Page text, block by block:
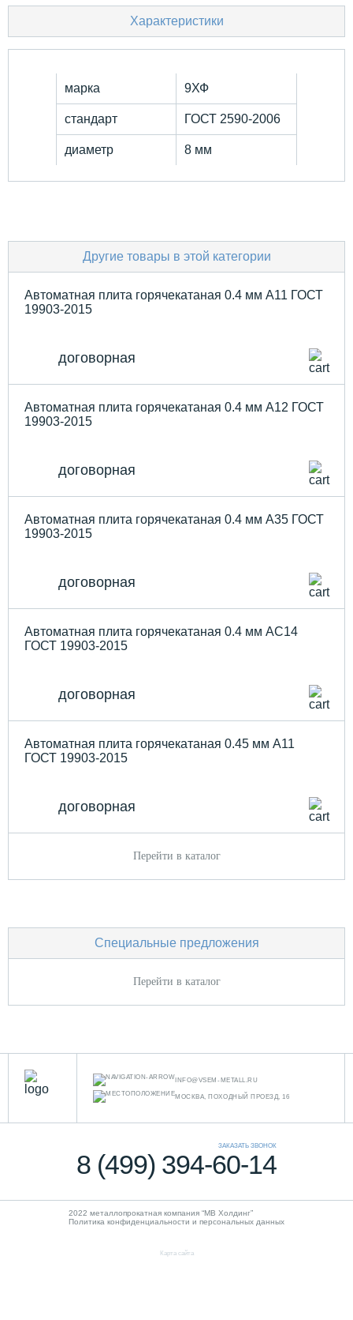
Характеристики
марка 9ХФ
стандарт ГОСТ 2590-2006
диаметр 8 мм
Другие товары в этой категории
Автоматная плита горячекатаная 0.4 мм А11 ГОСТ
19903-2015
договорная
Автоматная плита горячекатаная 0.4 мм А12 ГОСТ
19903-2015
договорная
Автоматная плита горячекатаная 0.4 мм А35 ГОСТ
19903-2015
договорная
Автоматная плита горячекатаная 0.4 мм АС14
ГОСТ 19903-2015
договорная
Автоматная плита горячекатаная 0.45 мм А11
ГОСТ 19903-2015
договорная
Перейти в каталог
Специальные предложения
Перейти в каталог
INFO@VSEM-METALL.RU
МОСКВА, ПОХОДНЫЙ ПРОЕЗД, 16
ЗАКАЗАТЬ ЗВОНОК
8 (499) 394-60-14
2022 металлопрокатная компания “MB Холдинг”
Политика конфиденциальности и персональных данных
Карта сайта